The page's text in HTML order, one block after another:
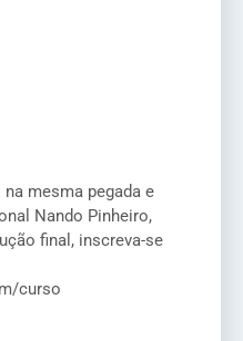
mesma pegada e
Nando Pinheiro,
final, inscreva-se
curso